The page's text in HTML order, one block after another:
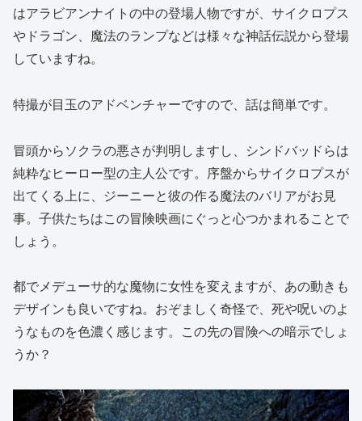
はアラビアンナイトの中の登場人物ですが、サイクロプス
やドラゴン、魔法のランプなどは様々な神話伝説から登場
していますね。
特撮が目玉のアドベンチャーですので、話は簡単です。
冒頭からソクラの悪さが判明しますし、シンドバッドらは
純粋なヒーロー型の主人公です。序盤からサイクロプスが
出てくる上に、ジーニーと彼の作る魔法のバリアがお見
事。子供たちはこの冒険映画にぐっと心つかまれることで
しょう。
都でメデューサ的な魔物に女性を変えますが、あの動きも
デザインも良いですね。おぞましく奇怪で、死や呪いのよ
うなものを色濃く感じます。この先の冒険への暗示でしょ
うか？